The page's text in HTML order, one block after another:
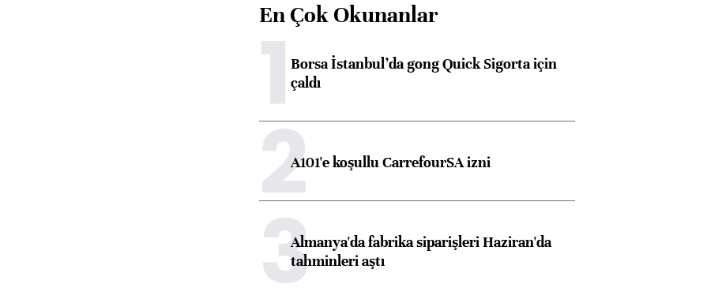
En Çok Okunanlar
1Borsa İstanbul’da gong Quick Sigorta için
çaldı
2A101'e koşullu CarrefourSA izni
3Almanya'da fabrika siparişleri Haziran'da
tahminleri aştı